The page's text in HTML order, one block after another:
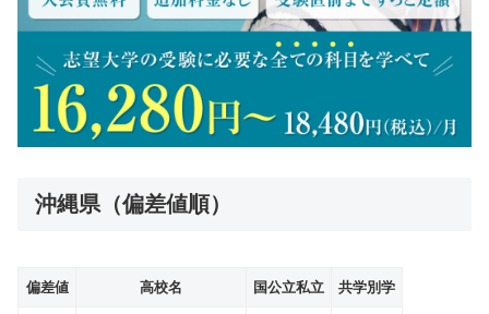
沖縄県（偏差値順）
偏差値 高校名 国公立私立 共学別学